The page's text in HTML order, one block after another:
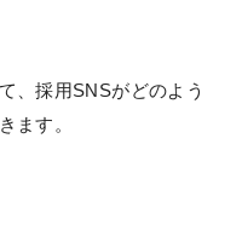
、採用SNSがどのよう
ます。